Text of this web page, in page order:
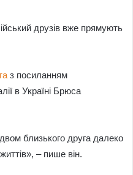
друзів вже прямують
з посиланням
в Україні Брюса
близького друга далеко
– пише він.